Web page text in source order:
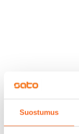
Suostumus
Jotakin